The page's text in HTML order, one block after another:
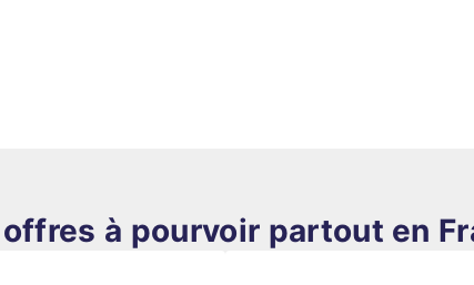
offres à pourvoir partout en